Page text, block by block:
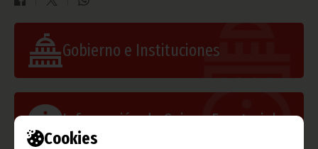
Cookies
Gobierno e Instituciones
Información de Guinea Ecuatorial